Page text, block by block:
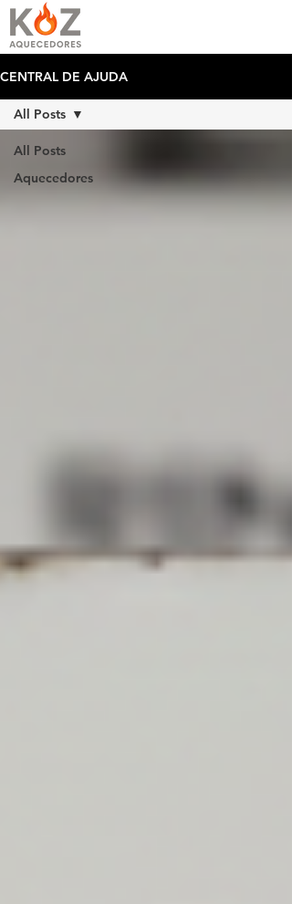
CENTRAL DE AJUDA
All Posts
Aquecedores
All Posts